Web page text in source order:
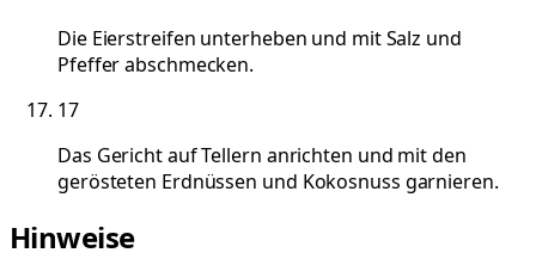
Die Eierstreifen unterheben und mit Salz und
Pfeffer abschmecken.
17
Das Gericht auf Tellern anrichten und mit den
gerösteten Erdnüssen und Kokosnuss garnieren.
Hinweise